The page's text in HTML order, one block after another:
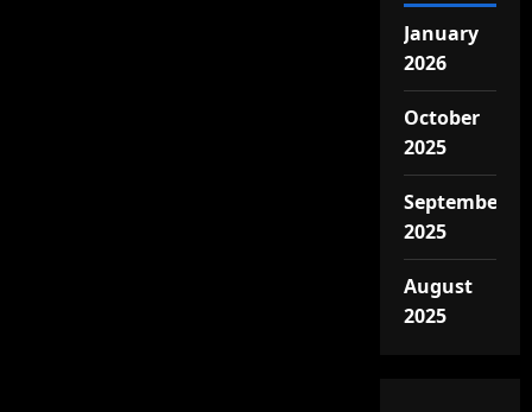
January
2026
October
2025
September
2025
August
2025